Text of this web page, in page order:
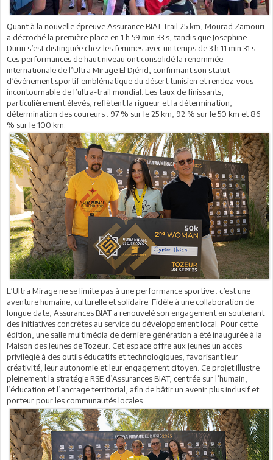
Quant à la nouvelle épreuve Assurance BIAT Trail 25 km, Mourad Zamouri
a décroché la première place en 1 h 59 min 33 s, tandis que Josephine
Durin s’est distinguée chez les femmes avec un temps de 3 h 11 min 31 s.
Ces performances de haut niveau ont consolidé la renommée
internationale de l’Ultra Mirage El Djérid, confirmant son statut
d’événement sportif emblématique du désert tunisien et rendez-vous
incontournable de l’ultra-trail mondial. Les taux de finissants,
particulièrement élevés, reflètent la rigueur et la détermination,
détermination des coureurs : 97 % sur le 25 km, 92 % sur le 50 km et 86
% sur le 100 km.
L’Ultra Mirage ne se limite pas à une performance sportive : c’est une
aventure humaine, culturelle et solidaire. Fidèle à une collaboration de
longue date, Assurances BIAT a renouvelé son engagement en soutenant
des initiatives concrètes au service du développement local. Pour cette
édition, une salle multimédia de dernière génération a été inaugurée à la
Maison des Jeunes de Tozeur. Cet espace offre aux jeunes un accès
privilégié à des outils éducatifs et technologiques, favorisant leur
créativité, leur autonomie et leur engagement citoyen. Ce projet illustre
pleinement la stratégie RSE d’Assurances BIAT, centrée sur l’humain,
l’éducation et l’ancrage territorial, afin de bâtir un avenir plus inclusif et
porteur pour les communautés locales.